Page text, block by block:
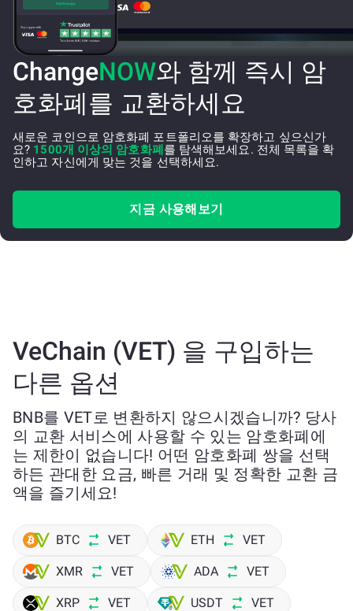
ChangeNOW와 함께 즉시 암
호화폐를 교환하세요
새로운 코인으로 암호화폐 포트폴리오를 확장하고 싶으신가
요? 1500개 이상의 암호화폐 를 탐색해보세요. 전체 목록을 확
인하고 자신에게 맞는 것을 선택하세요.
지금 사용해보기
VeChain (VET) 을 구입하는
다른 옵션
BNB를 VET로 변환하지 않으시겠습니까? 당사
의 교환 서비스에 사용할 수 있는 암호화폐에
는 제한이 없습니다! 어떤 암호화폐 쌍을 선택
하든 관대한 요금, 빠른 거래 및 정확한 교환 금
액을 즐기세요!
BTC VET ETH VET
XMR VET ADA VET
XRP VET USDT VET